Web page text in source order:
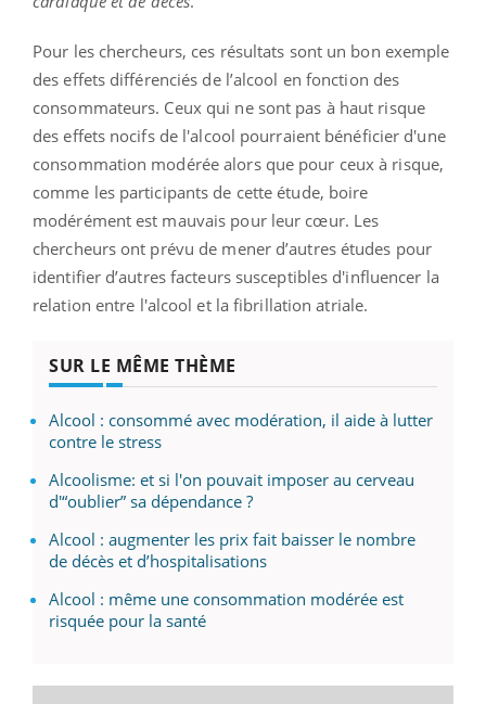
Pour les chercheurs, ces résultats sont un bon exemple
des effets différenciés de l’alcool en fonction des
consommateurs. Ceux qui ne sont pas à haut risque
des effets nocifs de l'alcool pourraient bénéficier d'une
consommation modérée alors que pour ceux à risque,
comme les participants de cette étude, boire
modérément est mauvais pour leur cœur. Les
chercheurs ont prévu de mener d’autres études pour
identifier d’autres facteurs susceptibles d'influencer la
relation entre l'alcool et la fibrillation atriale.
SUR LE MÊME THÈME
Alcool : consommé avec modération, il aide à lutter
contre le stress
Alcoolisme: et si l'on pouvait imposer au cerveau
d'“oublier” sa dépendance ?
Alcool : augmenter les prix fait baisser le nombre
de décès et d’hospitalisations
Alcool : même une consommation modérée est
risquée pour la santé